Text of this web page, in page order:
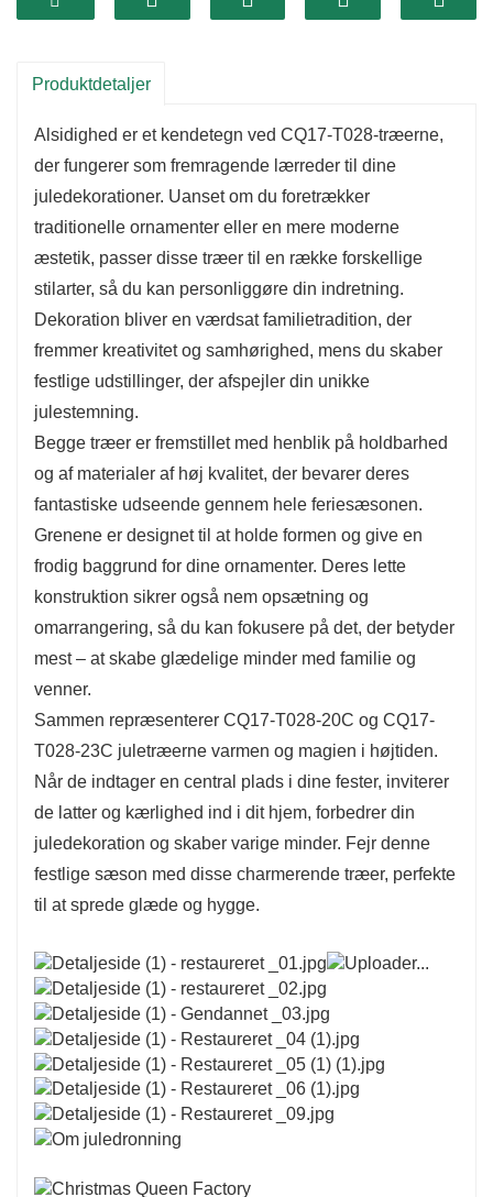
23C) giver et dejligt strejf af julestemning til
grene og fyldigt grønt løv, der indfanger
Deres kompakte størrelser gør dem perfekte til
bordplader, hylder eller hyggelige hjørner, så du
kan indgyde julestemning selv i de mindste
områder af dit hjem.
Produktdetaljer
Alsidighed er et kendetegn ved CQ17-T028-træerne,
der fungerer som fremragende lærreder til dine
juledekorationer. Uanset om du foretrækker
traditionelle ornamenter eller en mere moderne
æstetik, passer disse træer til en række forskellige
stilarter, så du kan personliggøre din indretning.
Dekoration bliver en værdsat familietradition, der
fremmer kreativitet og samhørighed, mens du skaber
festlige udstillinger, der afspejler din unikke
julestemning.
Begge træer er fremstillet med henblik på holdbarhed
og af materialer af høj kvalitet, der bevarer deres
fantastiske udseende gennem hele feriesæsonen.
Grenene er designet til at holde formen og give en
frodig baggrund for dine ornamenter. Deres lette
konstruktion sikrer også nem opsætning og
omarrangering, så du kan fokusere på det, der betyder
mest – at skabe glædelige minder med familie og
venner.
Sammen repræsenterer CQ17-T028-20C og CQ17-
T028-23C juletræerne varmen og magien i højtiden.
Når de indtager en central plads i dine fester, inviterer
de latter og kærlighed ind i dit hjem, forbedrer din
juledekoration og skaber varige minder. Fejr denne
festlige sæson med disse charmerende træer, perfekte
til at sprede glæde og hygge.